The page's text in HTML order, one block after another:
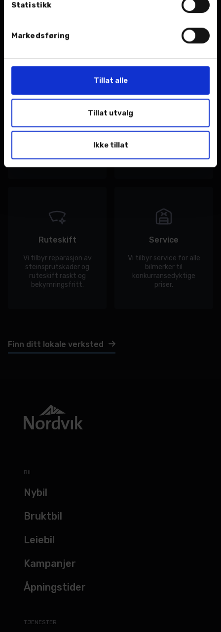
Statistikk
Markedsføring
Tillat alle
Tillat utvalg
Ikke tillat
Vi hjelper deg med
Vi leverer et bredt
utvalg deler og tilbehør
EU kontroll (PKK)
Som bileier er du
Med dyktige mekanikere
Ruteskift
Vi tilbyr reparasjon av
steinsprutskader og
ruteskift raskt og
bekymringsfritt.
Service
Vi tilbyr service for alle
bilmerker til
konkurransedyktige
priser.
Finn ditt lokale verksted
BIL
Nybil
Bruktbil
Leiebil
Kampanjer
Åpningstider
TJENESTER